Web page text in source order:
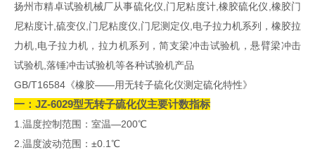
扬州市精卓试验机械厂从事硫化仪,门尼粘度计,橡胶硫化仪,橡胶门
尼粘度计,硫变仪,门尼粘度仪,门尼测定仪,电子拉力机系列，橡胶拉
力机,电子拉力机，拉力机系列，简支梁冲击试验机，悬臂梁冲击
试验机,落锤冲击试验机等各种试验机产品
GB/T16584《橡胶——用无转子硫化仪测定硫化特性》
一： JZ-6029型无转子硫化仪主要计数指标
1.温度控制范围：室温—200℃
2.温度波动范围：±0.1℃